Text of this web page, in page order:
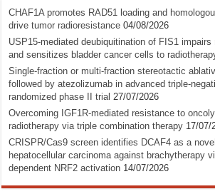
CHAF1A promotes RAD51 loading and
drive tumor radioresistance 04/08/2026
USP15-mediated deubiquitination of FIS1
and sensitizes bladder cancer cells to
Single-fraction or multi-fraction stereotactic
followed by atezolizumab in advanced triple-
randomized phase II trial 27/07/2026
Overcoming IGF1R-mediated resistance to
radiotherapy via triple combination therapy 17/07/
CRISPR/Cas9 screen identifies DCAF4 as a
hepatocellular carcinoma against brachytherapy
dependent NRF2 activation 14/07/2026